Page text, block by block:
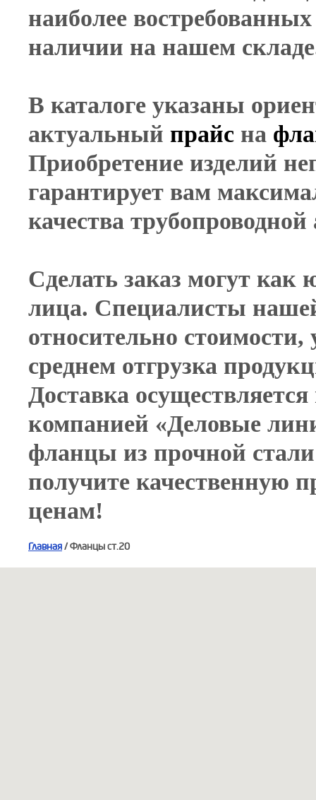
наиболее
наличии на нашем
В каталоге указаны
актуальный прайс на
Приобретение изделий
гарантирует вам
качества
Сделать заказ могут как
лица. Специалисты
относительно
среднем отгрузка
Доставка
компанией «Деловые
фланцы из прочной
получите качественную
ценам!
Главная/ Фланцы ст.20